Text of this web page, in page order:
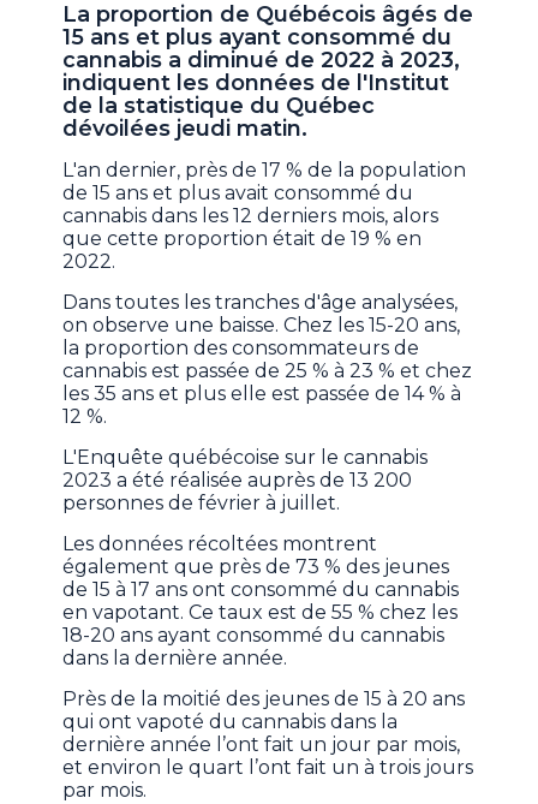
La proportion de Québécois âgés de
15 ans et plus ayant consommé du
cannabis a diminué de 2022 à 2023,
indiquent les données de l'Institut
de la statistique du Québec
dévoilées jeudi matin.
L'an dernier, près de 17 % de la population
de 15 ans et plus avait consommé du
cannabis dans les 12 derniers mois, alors
que cette proportion était de 19 % en
2022.
Dans toutes les tranches d'âge analysées,
on observe une baisse. Chez les 15-20 ans,
la proportion des consommateurs de
cannabis est passée de 25 % à 23 % et chez
les 35 ans et plus elle est passée de 14 % à
12 %.
L'Enquête québécoise sur le cannabis
2023 a été réalisée auprès de 13 200
personnes de février à juillet.
Les données récoltées montrent
également que près de 73 % des jeunes
de 15 à 17 ans ont consommé du cannabis
en vapotant. Ce taux est de 55 % chez les
18-20 ans ayant consommé du cannabis
dans la dernière année.
Près de la moitié des jeunes de 15 à 20 ans
qui ont vapoté du cannabis dans la
dernière année l’ont fait un jour par mois,
et environ le quart l’ont fait un à trois jours
par mois.